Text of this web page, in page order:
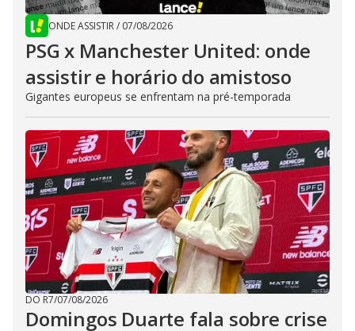
ONDE ASSISTIR/ 07/08/2026
PSG x Manchester United: onde
assistir e horário do amistoso
Gigantes europeus se enfrentam na pré-temporada
DO R7/07/08/2026
Domingos Duarte fala sobre crise